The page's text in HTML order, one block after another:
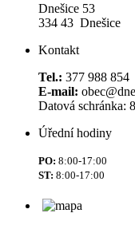
Dnešice 53
334 43 Dnešice
Kontakt
Tel.: 377 988 854
E-mail:
Datová schránka:
Úřední hodiny
PO: 8:00-17:00
ST: 8:00-17:00